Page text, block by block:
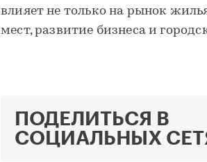
влияет не только на рынок
мест, развитие бизнеса и
ПОДЕЛИТЬСЯ В
СОЦИАЛЬНЫХ